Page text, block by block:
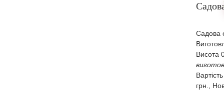
Садова
Висота
грн.,